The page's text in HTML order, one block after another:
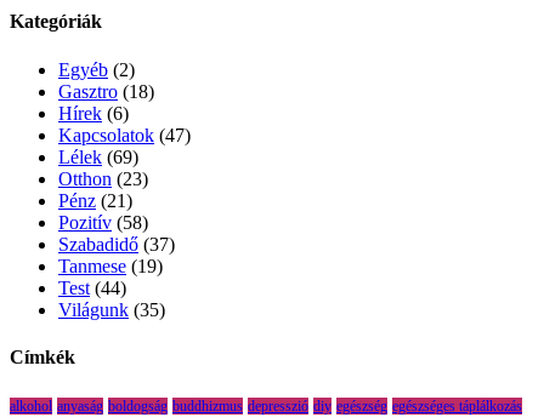
Kategóriák
Egyéb (2)
Gasztro (18)
Hírek (6)
Kapcsolatok (47)
Lélek (69)
Otthon (23)
Pénz (21)
Pozitív (58)
Szabadidő (37)
Tanmese (19)
Test (44)
Világunk (35)
Címkék
alkohol anyaság boldogság buddhizmus depresszió diy egészség egészséges táplálkozás